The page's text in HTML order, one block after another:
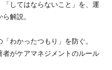
してはならないこと」を、運
解説。
わかったつもり」を防ぐ。
がケアマネジメントのルール